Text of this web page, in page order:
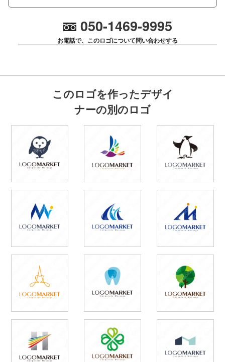
050-1469-9995
お電話で、このロゴについて問い合わせする
このロゴを作ったデザイ
ナーの別のロゴ